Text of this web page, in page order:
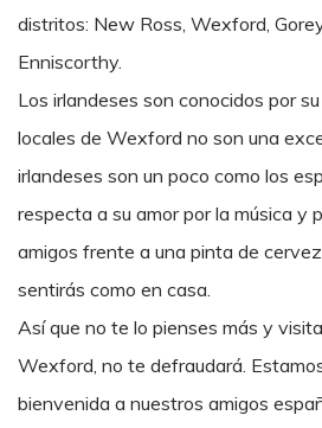
distritos: New Ross, Wexford,
Enniscorthy.
Los irlandeses son conocidos por
locales de Wexford no son una
irlandeses son un poco como los
respecta a su amor por la música y
amigos frente a una pinta de
sentirás como en casa.
Así que no te lo pienses más y
Wexford, no te defraudará.
bienvenida a nuestros amigos